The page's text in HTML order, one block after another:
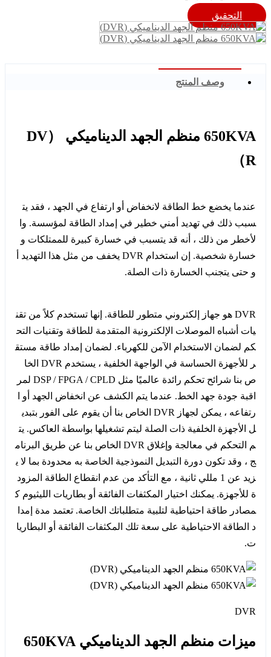
التحقيق
وصف المنتج
650KVA منظم الجهد الديناميكي （DV
R）
عندما يخضع خط الطاقة لانخفاض أو ارتفاع في الجهد ، فقد يت
سبب ذلك في تهديد أمني خطير في إمداد الطاقة لمؤسسة. وا
لأخطر من ذلك ، أنه قد يتسبب في خسارة كبيرة للممتلكات و
خسارة شخصية. إن استخدام DVR يخفف من مثل هذا التهديد أ
و حتى يتجنب الخسارة ذات الصلة.
DVR هو جهاز إلكتروني متطور للطاقة. إنها تستخدم كلاً من تقن
يات أشباه الموصلات الإلكترونية المتقدمة للطاقة وتقنيات التح
كم لضمان الاستخدام الآمن للكهرباء. لضمان إمداد طاقة مستق
ر للأجهزة الحساسة في الواجهة الخلفية ، يستخدم DVR الخا
ص بنا شرائح تحكم رائدة عالميًا مثل DSP / FPGA / CPLD لمر
اقبة جودة جهد الخط. عندما يتم الكشف عن انخفاض الجهد أو ا
رتفاعه ، يمكن لجهاز DVR الخاص بنا أن يقوم على الفور بتبدي
ل الأجهزة الخلفية ذات الصلة ليتم تشغيلها بواسطة العاكس. يت
م التحكم في معالجة وإغلاق DVR الخاص بنا عن طريق البرنام
ج ، وقد تكون دورة التبديل النموذجية الخاصة به محدودة بما لا ي
زيد عن 1 مللي ثانية ، مع التأكد من عدم انقطاع الطاقة المزود
ة للأجهزة. يمكنك اختيار المكثفات الفائقة أو بطاريات الليثيوم ك
مصادر طاقة احتياطية لتلبية متطلباتك الخاصة. تعتمد مدة إمدا
د الطاقة الاحتياطية على سعة تلك المكثفات الفائقة أو البطاريا
ت.
DVR
ميزات منظم الجهد الديناميكي 650KVA